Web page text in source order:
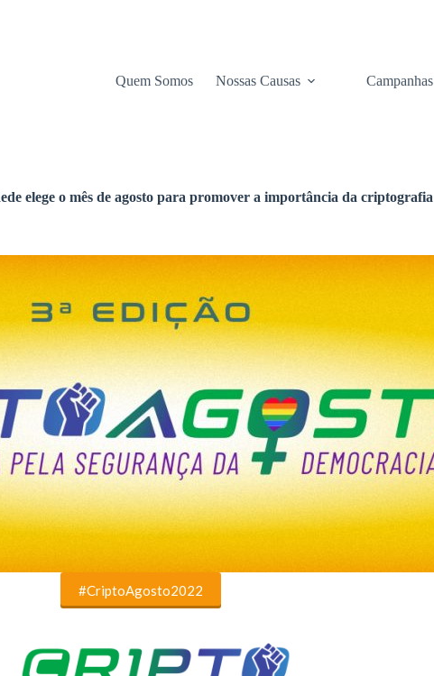
Quem Somos Nossas Causas Campanhas
elege o mês de agosto para promover a importância da criptografia
#CriptoAgosto2022